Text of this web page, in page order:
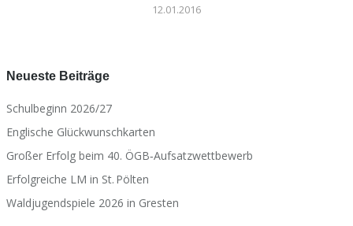
12.01.2016
Neueste Beiträge
Schulbeginn 2026/27
Englische Glückwunschkarten
Großer Erfolg beim 40. ÖGB‑Aufsatzwettbewerb
Erfolgreiche LM in St. Pölten
Waldjugendspiele 2026 in Gresten